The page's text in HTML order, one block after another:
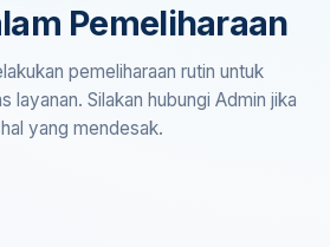
Pemeliharaan
pemeliharaan rutin untuk
layanan. Silakan hubungi Admin jika
yang mendesak.